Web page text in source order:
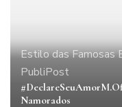
Estilo das Famosas
PubliPost
Namorados